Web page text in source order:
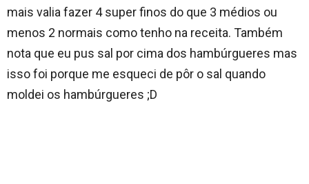
mais valia fazer 4 super finos do que 3 médios ou
menos 2 normais como tenho na receita. Também
nota que eu pus sal por cima dos hambúrgueres mas
isso foi porque me esqueci de pôr o sal quando
moldei os hambúrgueres ;D